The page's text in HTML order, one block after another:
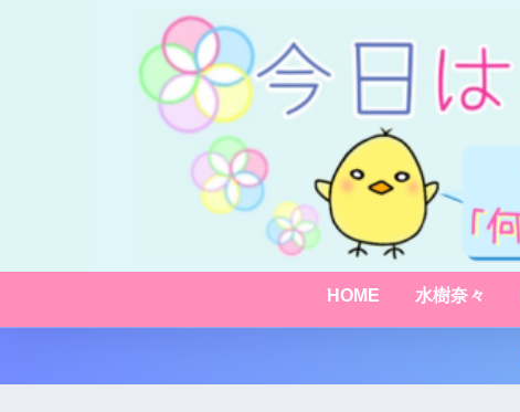
HOME 水樹奈々